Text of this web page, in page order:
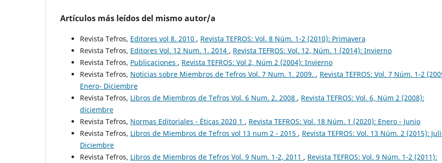
Artículos más leídos del mismo autor/a
Revista Tefros, Editores vol 8. 2010 , Revista TEFROS: Vol. 8 Núm. 1-2 (2010): Primavera
Revista Tefros, Editores Vol. 12 Num. 1. 2014 , Revista TEFROS: Vol. 12, Núm. 1 (2014): Invierno
Revista Tefros, Publicaciones , Revista TEFROS: Vol 2, Núm 2 (2004): Invierno
Revista Tefros, Noticias sobre Miembros de Tefros Vol. 7 Num. 1. 2009. , Revista TEFROS: Vol. 7 Núm. 1-2
Enero- Diciembre
Revista Tefros, Libros de Miembros de Tefros Vol. 6 Num. 2. 2008 , Revista TEFROS: Vol. 6, Núm 2 (2008):
diciembre
Revista Tefros, Normas Editoriales - Éticas 2020 1 , Revista TEFROS: Vol. 18 Núm. 1 (2020): Enero - Junio
Revista Tefros, Libros de Miembros de Tefros vol 13 num 2 - 2015 , Revista TEFROS: Vol. 13 Núm. 2 (2015):
Diciembre
Revista Tefros, Libros de Miembros de Tefros Vol. 9 Num. 1-2, 2011 , Revista TEFROS: Vol. 9 Núm. 1-2 (2011):